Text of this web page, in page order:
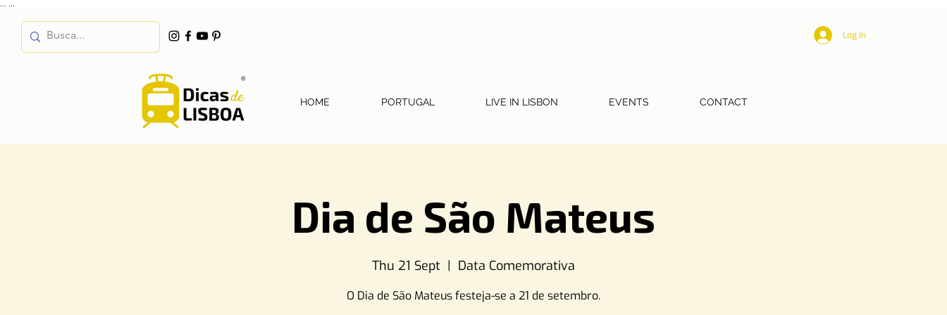
Log In
HOME PORTUGAL LIVE IN LISBON EVENTS CONTACT
Dia de São Mateus
Thu 21 Sept
  |
Data Comemorativa
O Dia de São Mateus festeja-se a 21 de setembro.